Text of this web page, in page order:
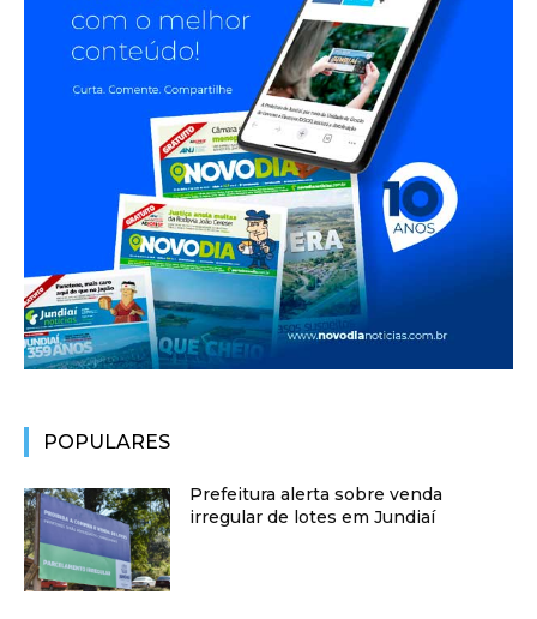
POPULARES
Prefeitura alerta sobre venda
irregular de lotes em Jundiaí